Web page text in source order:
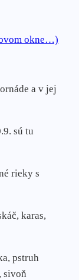
okne…)
a v jej
sú tu
rieky s
karas,
pstruh
sivoň